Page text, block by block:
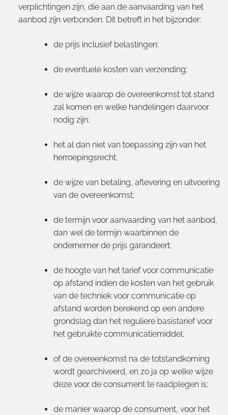
verplichtingen zijn, die aan de aanvaarding van het
aanbod zijn verbonden. Dit betreft in het bijzonder:
de prijs inclusief belastingen;
de eventuele kosten van verzending;
de wijze waarop de overeenkomst tot stand
zal komen en welke handelingen daarvoor
nodig zijn;
het al dan niet van toepassing zijn van het
herroepingsrecht;
de wijze van betaling, aflevering en uitvoering
van de overeenkomst;
de termijn voor aanvaarding van het aanbod,
dan wel de termijn waarbinnen de
ondernemer de prijs garandeert;
de hoogte van het tarief voor communicatie
op afstand indien de kosten van het gebruik
van de techniek voor communicatie op
afstand worden berekend op een andere
grondslag dan het reguliere basistarief voor
het gebruikte communicatiemiddel;
of de overeenkomst na de totstandkoming
wordt gearchiveerd, en zo ja op welke wijze
deze voor de consument te raadplegen is;
de manier waarop de consument, voor het